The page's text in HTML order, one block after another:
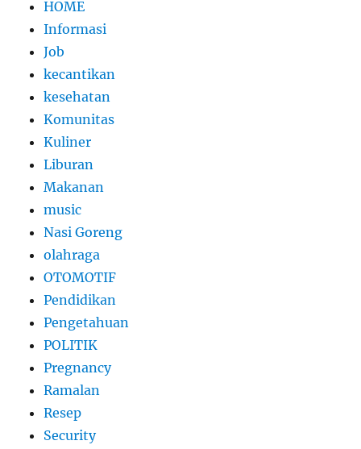
HOME
Informasi
Job
kecantikan
kesehatan
Komunitas
Kuliner
Liburan
Makanan
music
Nasi Goreng
olahraga
OTOMOTIF
Pendidikan
Pengetahuan
POLITIK
Pregnancy
Ramalan
Resep
Security